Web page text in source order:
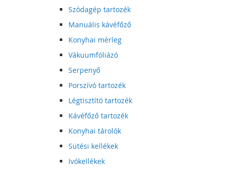
Szódagép tartozék
Manuális kávéfőző
Konyhai mérleg
Vákuumfóliázó
Serpenyő
Porszívó tartozék
Légtisztító tartozék
Kávéfőző tartozék
Konyhai tárolók
Sütési kellékek
Ivókellékek